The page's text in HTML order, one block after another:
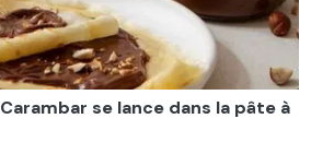
se lance dans la pâte à